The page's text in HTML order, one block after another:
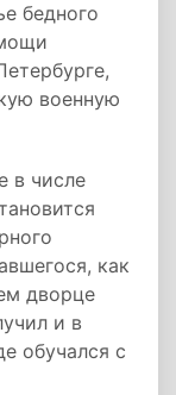
бедного
военную
в числе
как
дворце
и в
обучался с